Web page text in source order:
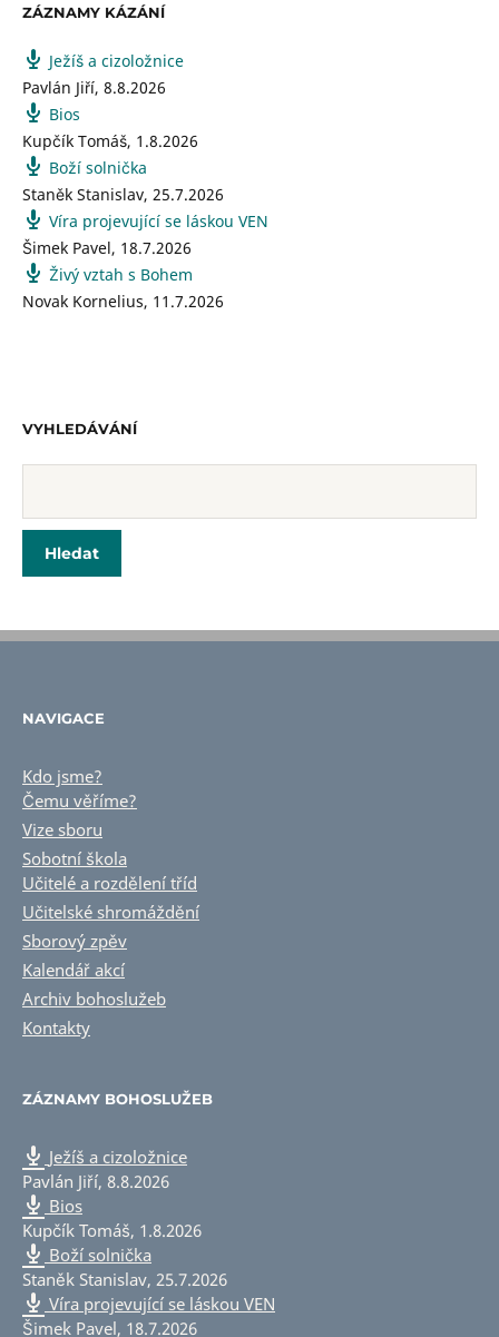
ZÁZNAMY KÁZÁNÍ
Ježíš a cizoložnice
Pavlán Jiří, 8.8.2026
Bios
Kupčík Tomáš, 1.8.2026
Boží solnička
Staněk Stanislav, 25.7.2026
Víra projevující se láskou VEN
Šimek Pavel, 18.7.2026
Živý vztah s Bohem
Novak Kornelius, 11.7.2026
VYHLEDÁVÁNÍ
NAVIGACE
Kdo jsme?
Čemu věříme?
Vize sboru
Sobotní škola
Učitelé a rozdělení tříd
Učitelské shromáždění
Sborový zpěv
Kalendář akcí
Archiv bohoslužeb
Kontakty
ZÁZNAMY BOHOSLUŽEB
Ježíš a cizoložnice
Pavlán Jiří, 8.8.2026
Bios
Kupčík Tomáš, 1.8.2026
Boží solnička
Staněk Stanislav, 25.7.2026
Víra projevující se láskou VEN
Šimek Pavel, 18.7.2026